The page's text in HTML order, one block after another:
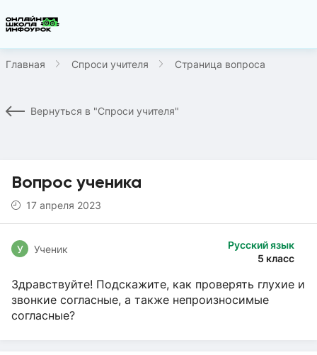
Главная Спроси учителя Страница вопроса
Вернуться в "Спроси учителя"
Вопрос ученика
17 апреля 2023
Русский язык
5 класс
У Ученик
Здравствуйте! Подскажите, как проверять глухие и
звонкие согласные, а также непроизносимые
согласные?